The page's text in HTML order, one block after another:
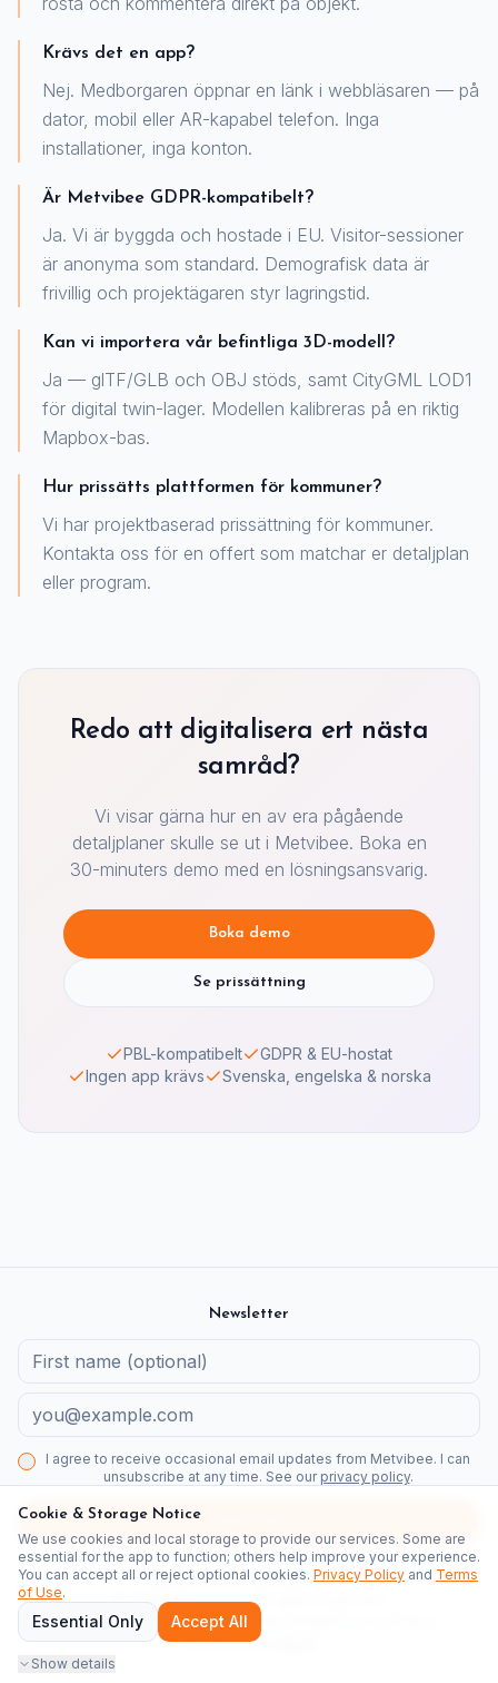
Krävs det en app?
Nej. Medborgaren öppnar en länk i webbläsaren — på
dator, mobil eller AR-kapabel telefon. Inga
installationer, inga konton.
Är Metvibee GDPR-kompatibelt?
Ja. Vi är byggda och hostade i EU. Visitor-sessioner
är anonyma som standard. Demografisk data är
frivillig och projektägaren styr lagringstid.
Kan vi importera vår befintliga 3D-modell?
Ja — glTF/GLB och OBJ stöds, samt CityGML LOD1
för digital twin-lager. Modellen kalibreras på en riktig
Mapbox-bas.
Hur prissätts plattformen för kommuner?
Vi har projektbaserad prissättning för kommuner.
Kontakta oss för en offert som matchar er detaljplan
eller program.
Redo att digitalisera ert nästa
samråd?
Vi visar gärna hur en av era pågående
detaljplaner skulle se ut i Metvibee. Boka en
30-minuters demo med en lösningsansvarig.
Boka demo
Se prissättning
PBL-kompatibelt
GDPR & EU-hostat
Ingen app krävs
Svenska, engelska & norska
Newsletter
I agree to receive occasional email updates from Metvibee. I can
unsubscribe at any time. See our privacy policy.
NewsletterKommunerFastighetsbolagDetaljplaner Stockholm
JämförelseMedborgarguide
©2026Metvibee.All rights reserved.
Report issue / suggestHelp Center
Terms of Use
Cookie & Storage Notice
We use cookies and local storage to provide our services. Some are
essential for the app to function; others help improve your experience.
You can accept all or reject optional cookies. Privacy Policy and Terms
of Use.
Essential Only Accept All
Show details